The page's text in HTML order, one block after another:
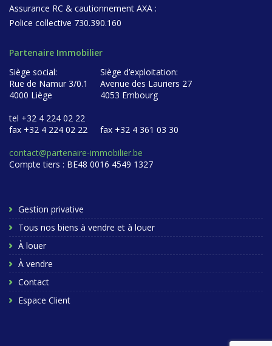
Assurance RC & cautionnement AXA :
Police collective 730.390.160
Partenaire Immobilier
Siège social:
Rue de Namur 3/0.1
4000 Liège
tel +32 4 224 02 22
fax +32 4 224 02 22
Siège d’exploitation:
Avenue des Lauriers 27
4053 Embourg
fax +32 4 361 03 30
contact@partenaire-immobilier.be
Compte tiers : BE48 0016 4549 1327
Gestion privative
Tous nos biens à vendre et à louer
À louer
À vendre
Contact
Espace Client